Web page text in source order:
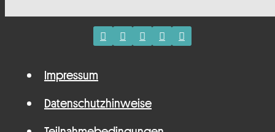
Impressum
Datenschutzhinweise